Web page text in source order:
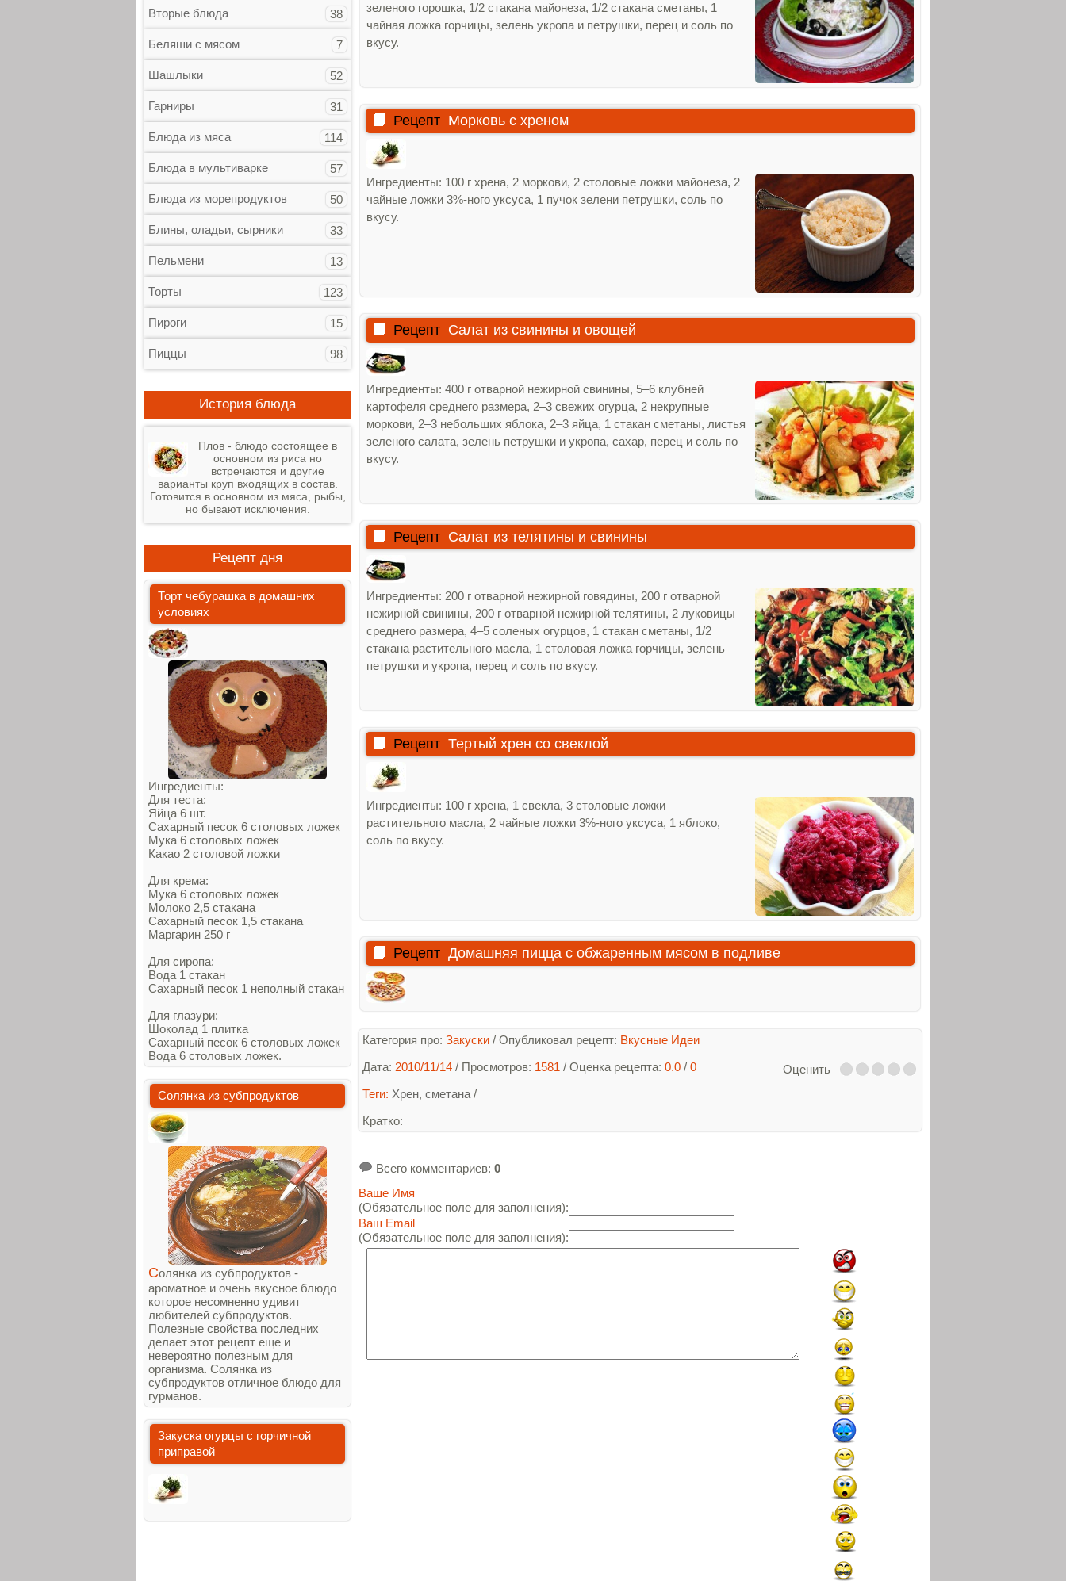
зеленого горошка, 1/2 стакана майонеза, 1/2 стакана сметаны, 1
чайная ложка горчицы, зелень укропа и петрушки, перец и соль по
вкусу.
Рецепт Морковь с хреном
Ингредиенты: 100 г хрена, 2 моркови, 2 столовые ложки майонеза, 2
чайные ложки 3%‑ного уксуса, 1 пучок зелени петрушки, соль по
вкусу.
Рецепт Салат из свинины и овощей
Ингредиенты: 400 г отварной нежирной свинины, 5–6 клубней
картофеля среднего размера, 2–3 свежих огурца, 2 некрупные
моркови, 2–3 небольших яблока, 2–3 яйца, 1 стакан сметаны, листья
зеленого салата, зелень петрушки и укропа, сахар, перец и соль по
вкусу.
Рецепт Салат из телятины и свинины
Ингредиенты: 200 г отварной нежирной говядины, 200 г отварной
нежирной свинины, 200 г отварной нежирной телятины, 2 луковицы
среднего размера, 4–5 соленых огурцов, 1 стакан сметаны, 1/2
стакана растительного масла, 1 столовая ложка горчицы, зелень
петрушки и укропа, перец и соль по вкусу.
Рецепт Тертый хрен со свеклой
Ингредиенты: 100 г хрена, 1 свекла, 3 столовые ложки
растительного масла, 2 чайные ложки 3%‑ного уксуса, 1 яблоко,
соль по вкусу.
Рецепт Домашняя пицца с обжаренным мясом в подливе
Категория про: Закуски / Опубликовал рецепт: Вкусные Идеи
Дата: 2010/11/14 / Просмотров: 1581 / Оценка рецепта: 0.0 / 0
Оценить
Теги: Хрен, сметана /
Кратко:
Всего комментариев: 0
Ваше Имя
(Обязательное поле для заполнения):
Ваш Email
(Обязательное поле для заполнения):
Вторые блюда 38
Беляши с мясом 7
Шашлыки 52
Гарниры 31
Блюда из мяса 114
Блюда в мультиварке 57
Блюда из морепродуктов 50
Блины, оладьи, сырники 33
Пельмени 13
Торты 123
Пироги 15
Пиццы 98
История блюда
Плов - блюдо состоящее в
основном из риса но
встречаются и другие
варианты круп входящих в состав.
Готовится в основном из мяса, рыбы,
но бывают исключения.
Рецепт дня
Торт чебурашка в домашних
условиях
Ингредиенты:
Для теста:
Яйца 6 шт.
Сахарный песок 6 столовых ложек
Мука 6 столовых ложек
Какао 2 столовой ложки
Для крема:
Мука 6 столовых ложек
Молоко 2,5 стакана
Сахарный песок 1,5 стакана
Маргарин 250 г
Для сиропа:
Вода 1 стакан
Сахарный песок 1 неполный стакан
Для глазури:
Шоколад 1 плитка
Сахарный песок 6 столовых ложек
Вода 6 столовых ложек.
Солянка из субпродуктов
Солянка из субпродуктов -
ароматное и очень вкусное блюдо
которое несомненно удивит
любителей субпродуктов.
Полезные свойства последних
делает этот рецепт еще и
невероятно полезным для
организма. Солянка из
субпродуктов отличное блюдо для
гурманов.
Закуска огурцы с горчичной
приправой